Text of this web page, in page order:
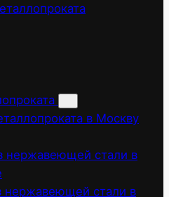
в Москву
нержавеющей стали в
нержавеющей стали в